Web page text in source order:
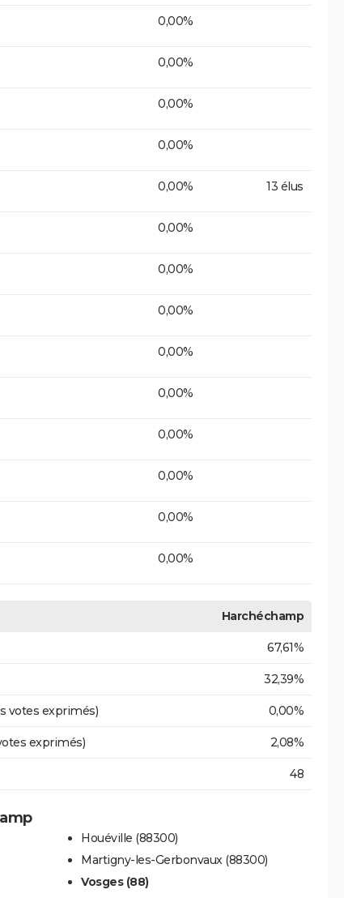
0,00%
0,00%
0,00%
0,00%
0,00% 13 élus
0,00%
0,00%
0,00%
0,00%
0,00%
0,00%
0,00%
0,00%
0,00%
Harchéchamp
67,61%
32,39%
votes exprimés) 0,00%
exprimés) 2,08%
48
Houéville (88300)
Martigny-les-Gerbonvaux (88300)
Vosges (88)